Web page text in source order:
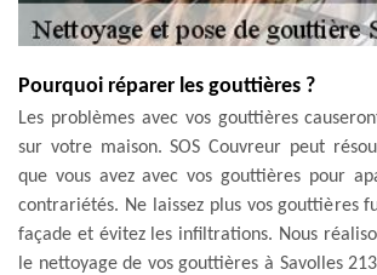
Pourquoi réparer les gouttières ?
Les problèmes avec vos gouttières
sur votre maison. SOS Couvreur peut
que vous avez avec vos gouttières pour
contrariétés. Ne laissez plus vos gouttières
façade et évitez les infiltrations. Nous
le nettoyage de vos gouttières à Savolles